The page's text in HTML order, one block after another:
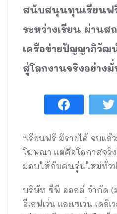
สนับสนุนทุนเรียนฟ
ระหว่างเรียน ผ่าน
เครือข่ายปัญญาภิวั
สู่โลกงานจริงอย่าง
“เรียนฟรี มีรายได้ จบแล้
โฆษณา แต่คือโอกาสจริ
มอบให้กับคนรุ่นใหม่ทั่วป
บริษัท ซีพี ออลล์ จำกัด (
อีเลฟเว่น และเซเว่น เดลิ